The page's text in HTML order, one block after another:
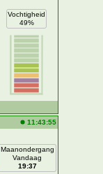
Vochtigheid
49%
11:43:55
Maanondergang
Vandaag
19:37